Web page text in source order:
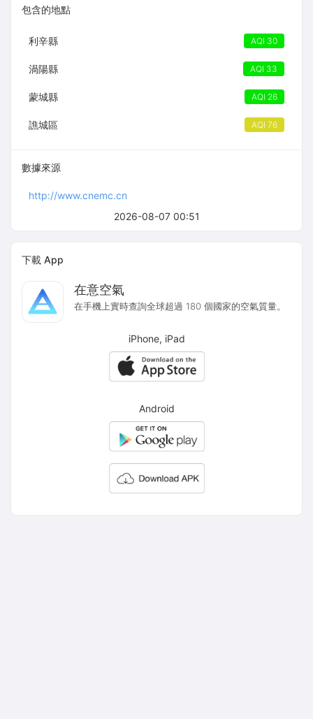
2026-08-07 00:51
包含的地點
利辛縣 AQI 30
渦陽縣 AQI 33
蒙城縣 AQI 26
譙城區 AQI 76
數據來源
http://www.cnemc.cn
下載 App
在意空氣
在手機上實時查詢全球超過 180 個國家的空氣質量。
iPhone, iPad
Android